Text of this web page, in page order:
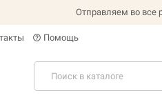
Отправляем во все
help_outline Помощь